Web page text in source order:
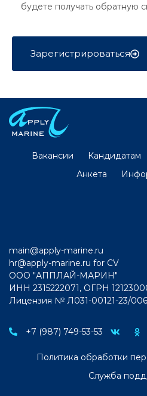
будете получать обратную
Зарегистрироваться
Вакансии Кандидатам
Анкета
main@apply-marine.ru
hr@apply-marine.ru for CV
ООО "АППЛАЙ-МАРИН"
ИНН 2315222071, ОГРН
Лицензия № Л031-00121-23/
+7 (987) 749-53-53
Политика обработки
Служба